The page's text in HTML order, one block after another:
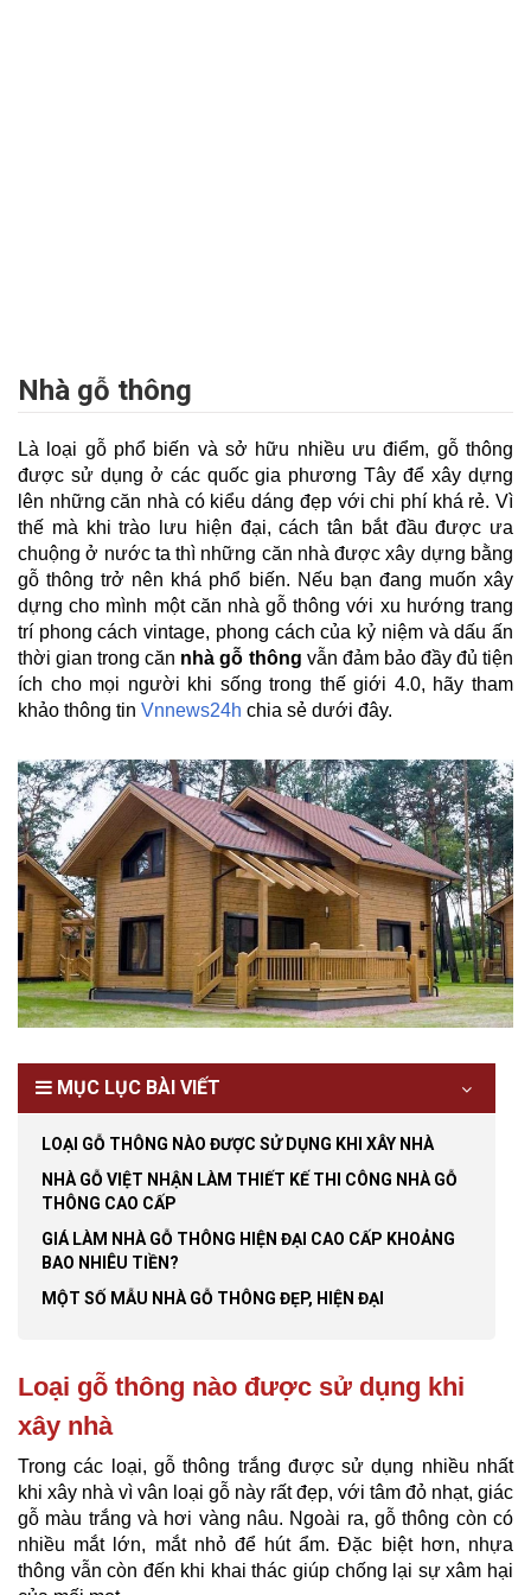
Nhà gỗ thông
Là loại gỗ phổ biến và sở hữu nhiều ưu điểm, gỗ thông
được sử dụng ở các quốc gia phương Tây để xây dựng
lên những căn nhà có kiểu dáng đẹp với chi phí khá rẻ. Vì
thế mà khi trào lưu hiện đại, cách tân bắt đầu được ưa
chuộng ở nước ta thì những căn nhà được xây dựng bằng
gỗ thông trở nên khá phổ biến. Nếu bạn đang muốn xây
dựng cho mình một căn nhà gỗ thông với xu hướng trang
trí phong cách vintage, phong cách của kỷ niệm và dấu ấn
thời gian trong căn nhà gỗ thông vẫn đảm bảo đầy đủ tiện
ích cho mọi người khi sống trong thế giới 4.0, hãy tham
khảo thông tin Vnnews24h chia sẻ dưới đây.
MỤC LỤC BÀI VIẾT
LOẠI GỖ THÔNG NÀO ĐƯỢC SỬ DỤNG KHI XÂY NHÀ
NHÀ GỖ VIỆT NHẬN LÀM THIẾT KẾ THI CÔNG NHÀ GỖ
THÔNG CAO CẤP
GIÁ LÀM NHÀ GỖ THÔNG HIỆN ĐẠI CAO CẤP KHOẢNG
BAO NHIÊU TIỀN?
MỘT SỐ MẪU NHÀ GỖ THÔNG ĐẸP, HIỆN ĐẠI
Loại gỗ thông nào được sử dụng khi
xây nhà
Trong các loại, gỗ thông trắng được sử dụng nhiều nhất
khi xây nhà vì vân loại gỗ này rất đẹp, với tâm đỏ nhạt, giác
gỗ màu trắng và hơi vàng nâu. Ngoài ra, gỗ thông còn có
nhiều mắt lớn, mắt nhỏ để hút ẩm. Đặc biệt hơn, nhựa
thông vẫn còn đến khi khai thác giúp chống lại sự xâm hại